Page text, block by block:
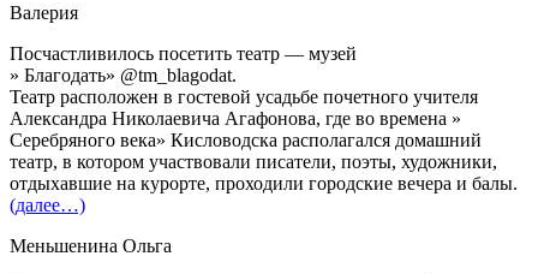
Валерия
Посчастливилось посетить театр — музей
» Благодать» @tm_blagodat.
Театр расположен в гостевой усадьбе почетного учителя
Александра Николаевича Агафонова, где во времена »
Серебряного века» Кисловодска располагался домашний
театр, в котором участвовали писатели, поэты, художники,
отдыхавшие на курорте, проходили городские вечера и балы.
(далее…)
Меньшенина Ольга